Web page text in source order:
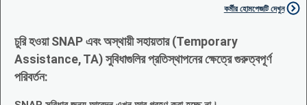
কর্মীর হোমপেজটি দেখুন
চুরি হওয়া SNAP এবং অস্থায়ী সহায়তার (Temporary
Assistance, TA) সুবিধাগুলির প্রতিস্থাপনের ক্ষেত্রে গুরুত্বপূর্ণ
পরিবর্তন: